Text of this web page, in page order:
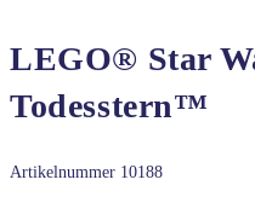
LEGO® Star
Todesstern™
Artikelnummer 10188